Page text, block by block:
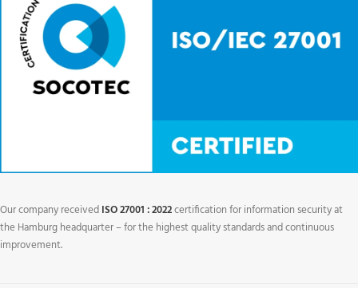
Our company receivedISO 27001 : 2022certification for information security at
the Hamburg headquarter – for the highest quality standards and continuous
improvement.